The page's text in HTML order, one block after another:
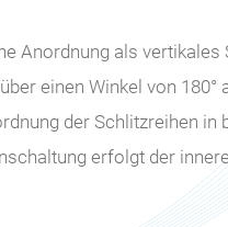
Anordnung als
einen Winkel von
der Schlitzreihen in
erfolgt der